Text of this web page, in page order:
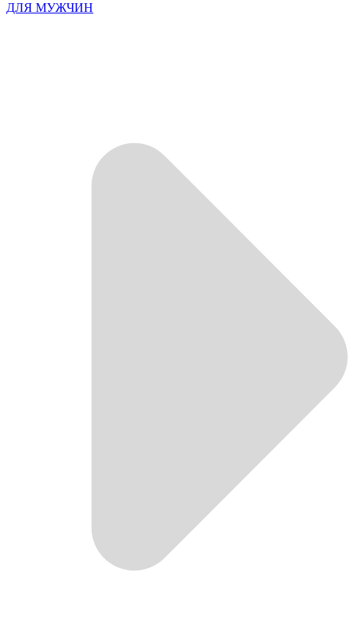
ДЛЯ МУЖЧИН